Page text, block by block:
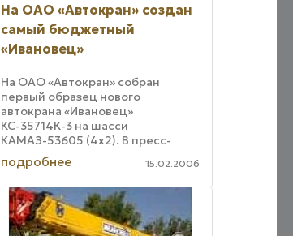
На ОАО «Автокран» создан
самый бюджетный
«Ивановец»
На ОАО «Автокран» собран
первый образец нового
автокрана «Ивановец»
КС-35714К-3 на шасси
КАМАЗ-53605 (4х2). В пресс-
службе Ассоциации НАМС
напомнили, что ранее под
монтаж 16-тонных кранов
использовалось только одно
двухосное шасси – МАЗ-533702.
...
подробнее 15.02.2006